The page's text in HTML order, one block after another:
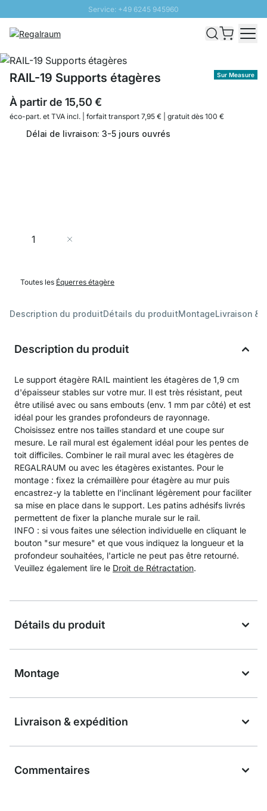
Service: +49 6245 945960
Livraison rapide - Livraison gratuite dès 100€
PROMO SOLEIL: Jusqu'à 20% de remise
Sur Measure
RAIL-19 Supports étagères
À partir de 15,50 €
éco-part. et TVA incl. | forfait transport 7,95 € | gratuit dès 100 €
Délai de livraison: 3-5 jours ouvrés
Quantité
Toutes les Équerres étagère
Description du produitDétails du produitMontageLivraison &
Description du produit
Le support étagère RAIL maintient les étagères de 1,9 cm
d'épaisseur stables sur votre mur. Il est très résistant, peut
être utilisé avec ou sans embouts (env. 1 mm par côté) et est
idéal pour les grandes profondeurs de rayonnage.
Choisissez entre nos tailles standard et une coupe sur
mesure. Le rail mural est également idéal pour les pentes de
toit difficiles. Combiner le rail mural avec les étagères de
REGALRAUM ou avec les étagères existantes. Pour le
montage : fixez la crémaillère pour étagère au mur puis
encastrez-y la tablette en l'inclinant légèrement pour faciliter
sa mise en place dans le support. Les patins adhésifs livrés
permettent de fixer la planche murale sur le rail.
INFO : si vous faites une sélection individuelle en cliquant le
bouton "sur mesure" et que vous indiquez la longueur et la
profondeur souhaitées, l'article ne peut pas être retourné.
Veuillez également lire le Droit de Rétractation.
Détails du produit
Montage
Livraison & expédition
Commentaires